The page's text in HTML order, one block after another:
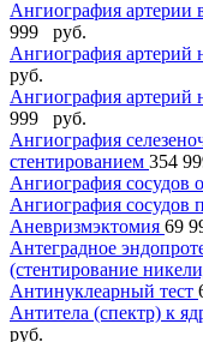
Ангиография артерии
999 руб.
Ангиография артерий
руб.
Ангиография артерий
999 руб.
Ангиография
стентированием 354
Ангиография сосудов
Ангиография сосудов
Аневризмэктомия 69
Антеградное
(стентирование
Антинуклеарный тест
Антитела (спектр) к
руб.